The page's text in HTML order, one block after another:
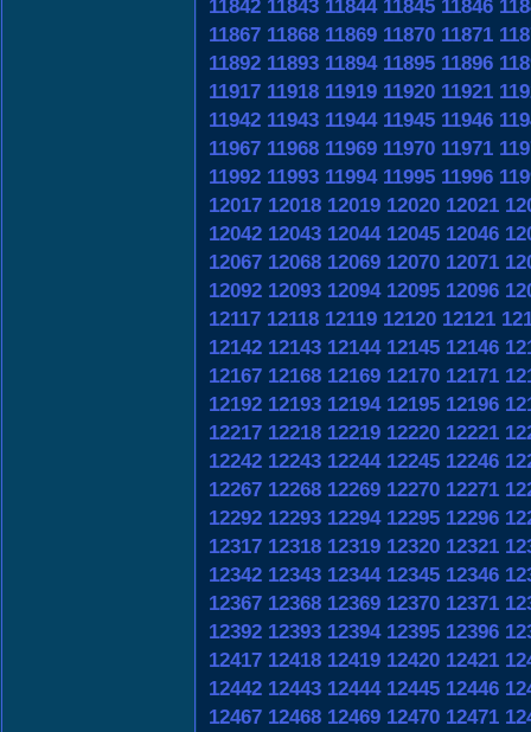
11842 11843 11844 11845 11846
11867 11868 11869 11870 11871
11892 11893 11894 11895 11896
11917 11918 11919 11920 11921
11942 11943 11944 11945 11946
11967 11968 11969 11970 11971
11992 11993 11994 11995 11996
12017 12018 12019 12020 12021
12042 12043 12044 12045 12046
12067 12068 12069 12070 12071
12092 12093 12094 12095 12096
12117 12118 12119 12120 12121
12142 12143 12144 12145 12146
12167 12168 12169 12170 12171
12192 12193 12194 12195 12196
12217 12218 12219 12220 12221
12242 12243 12244 12245 12246
12267 12268 12269 12270 12271
12292 12293 12294 12295 12296
12317 12318 12319 12320 12321
12342 12343 12344 12345 12346
12367 12368 12369 12370 12371
12392 12393 12394 12395 12396
12417 12418 12419 12420 12421
12442 12443 12444 12445 12446
12467 12468 12469 12470 12471